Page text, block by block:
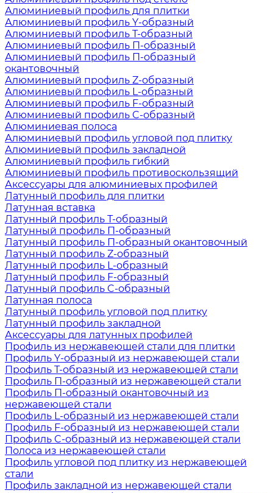
Алюминиевый профиль для плитки
Алюминиевый профиль Y-образный
Алюминиевый профиль Т-образный
Алюминиевый профиль П-образный
Алюминиевый профиль П-образный
окантовочный
Алюминиевый профиль Z-образный
Алюминиевый профиль L-образный
Алюминиевый профиль F-образный
Алюминиевый профиль C-образный
Алюминиевая полоса
Алюминиевый профиль угловой под плитку
Алюминиевый профиль закладной
Алюминиевый профиль гибкий
Алюминиевый профиль противоскользящий
Аксессуары для алюминиевых профилей
Латунный профиль для плитки
Латунная вставка
Латунный профиль Т-образный
Латунный профиль П-образный
Латунный профиль П-образный окантовочный
Латунный профиль Z-образный
Латунный профиль L-образный
Латунный профиль F-образный
Латунный профиль C-образный
Латунная полоса
Латунный профиль угловой под плитку
Латунный профиль закладной
Аксессуары для латунных профилей
Профиль из нержавеющей стали для плитки
Профиль Y-образный из нержавеющей стали
Профиль Т-образный из нержавеющей стали
Профиль П-образный из нержавеющей стали
Профиль П-образный окантовочный из
нержавеющей стали
Профиль L-образный из нержавеющей стали
Профиль F-образный из нержавеющей стали
Профиль C-образный из нержавеющей стали
Полоса из нержавеющей стали
Профиль угловой под плитку из нержавеющей
стали
Профиль закладной из нержавеющей стали